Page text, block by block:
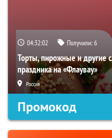
04:32:01 Получили:6
Торты, пирожные и другие
праздника на «Флаувау»
Россия
Промокод